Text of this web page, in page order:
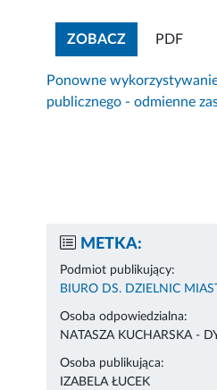
ZOBACZZOBACZ
PDF
Ponowne
publicznego - odmienne
METKA:
Podmiot publikujący:
BIURO DS. DZIELNIC
Osoba odpowiedzialna:
NATASZA KUCHARSKA -
Osoba publikująca:
IZABELA ŁUCEK